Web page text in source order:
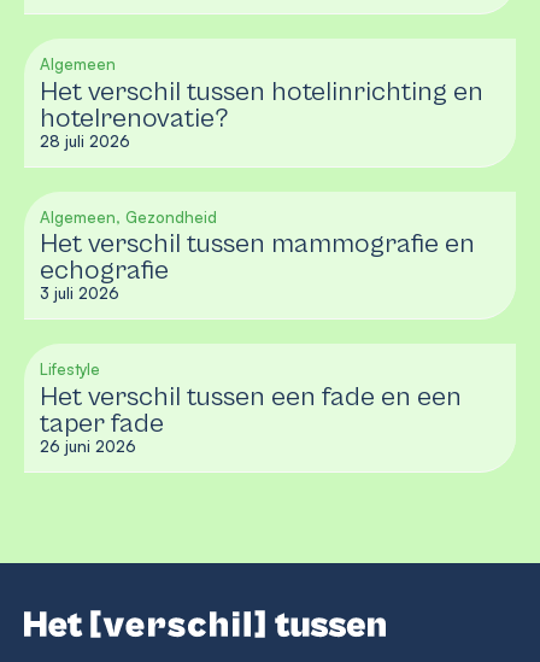
Algemeen
Het verschil tussen hotelinrichting en
hotelrenovatie?
28 juli 2026
Algemeen, Gezondheid
Het verschil tussen mammografie en
echografie
3 juli 2026
Lifestyle
Het verschil tussen een fade en een
taper fade
26 juni 2026